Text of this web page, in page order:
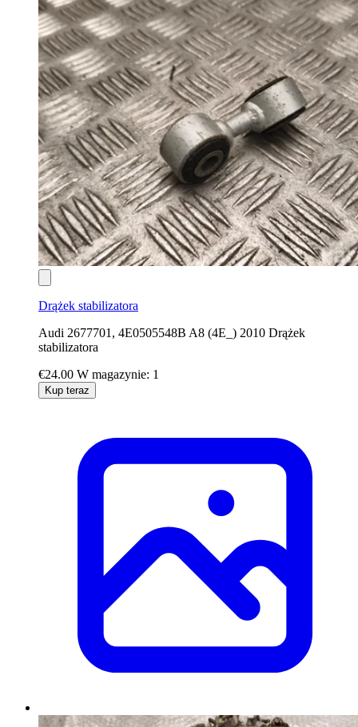
Drążek stabilizatora
Audi 2677701, 4E0505548B A8 (4E_) 2010 Drążek
stabilizatora
€24.00 W magazynie: 1
Kup teraz